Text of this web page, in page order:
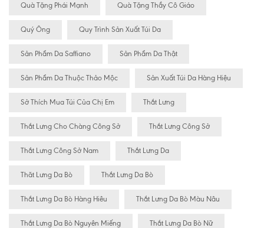
Quà Tặng Phái Mạnh Quà Tặng Thầy Cô Giáo
Quý Ông Quy Trình Sản Xuất Túi Da
Sản Phẩm Da Saffiano Sản Phẩm Da Thật
Sản Phẩm Da Thuộc Thảo Mộc Sản Xuất Túi Da Hàng Hiệu
Sở Thích Mua Túi Của Chị Em Thắt Lưng
Thắt Lưng Cho Chàng Công Sở Thắt Lưng Công Sở
Thắt Lưng Công Sở Nam Thắt Lưng Da
Thăt Lưng Da Bò Thắt Lưng Da Bò
Thắt Lưng Da Bò Hàng Hiêu Thắt Lưng Da Bò Màu Nâu
Thắt Lưng Da Bò Nguyên Miếng Thắt Lưng Da Bò Nữ